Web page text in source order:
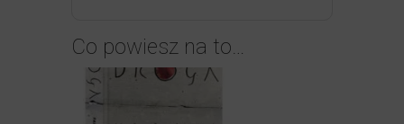
Co powiesz na to…